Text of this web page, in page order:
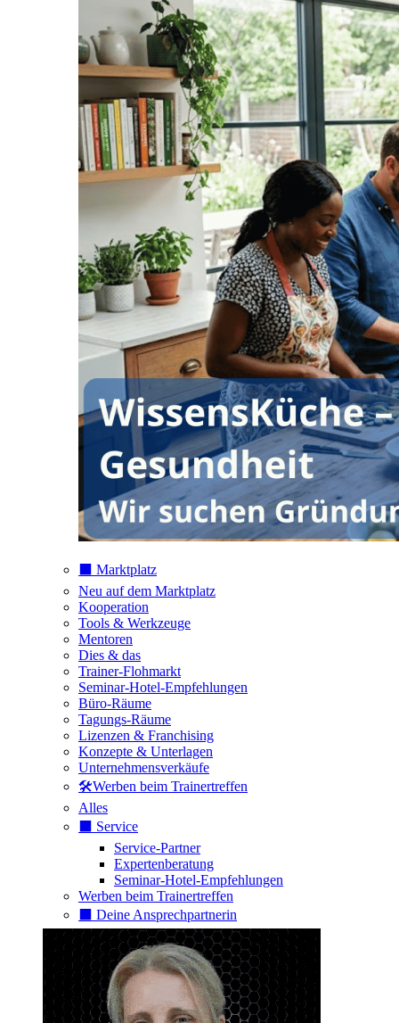
⬛️ Marktplatz
Neu auf dem Marktplatz
Kooperation
Tools & Werkzeuge
Mentoren
Dies & das
Trainer-Flohmarkt
Seminar-Hotel-Empfehlungen
Büro-Räume
Tagungs-Räume
Lizenzen & Franchising
Konzepte & Unterlagen
Unternehmensverkäufe
🛠️Werben beim Trainertreffen
Alles
⬛️ Service
Service-Partner
Expertenberatung
Seminar-Hotel-Empfehlungen
Werben beim Trainertreffen
⬛️ Deine Ansprechpartnerin